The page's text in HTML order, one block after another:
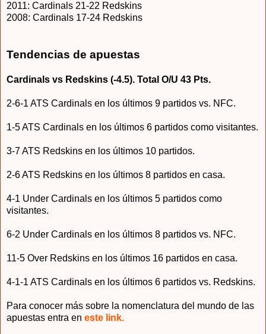
2011: Cardinals 21-22 Redskins
2008: Cardinals 17-24 Redskins
Tendencias de apuestas
Cardinals vs Redskins (-4.5). Total O/U 43 Pts.
2-6-1 ATS Cardinals en los últimos 9 partidos vs. NFC.
1-5 ATS Cardinals en los últimos 6 partidos como visitantes.
3-7 ATS Redskins en los últimos 10 partidos.
2-6 ATS Redskins en los últimos 8 partidos en casa.
4-1 Under Cardinals en los últimos 5 partidos como
visitantes.
6-2 Under Cardinals en los últimos 8 partidos vs. NFC.
11-5 Over Redskins en los últimos 16 partidos en casa.
4-1-1 ATS Cardinals en los últimos 6 partidos vs. Redskins.
Para conocer más sobre la nomenclatura del mundo de las
apuestas entra en este link.